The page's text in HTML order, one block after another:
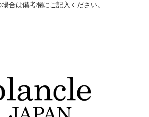
合は備考欄にご記入ください。